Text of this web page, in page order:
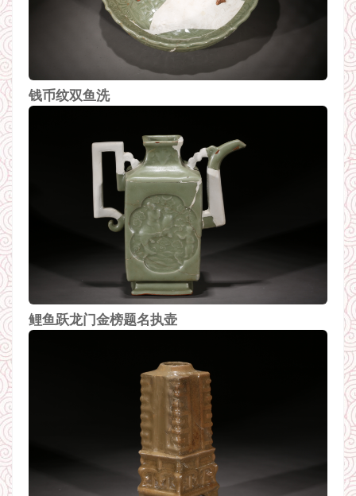
钱币纹双鱼洗
鲤鱼跃龙门金榜题名执壶